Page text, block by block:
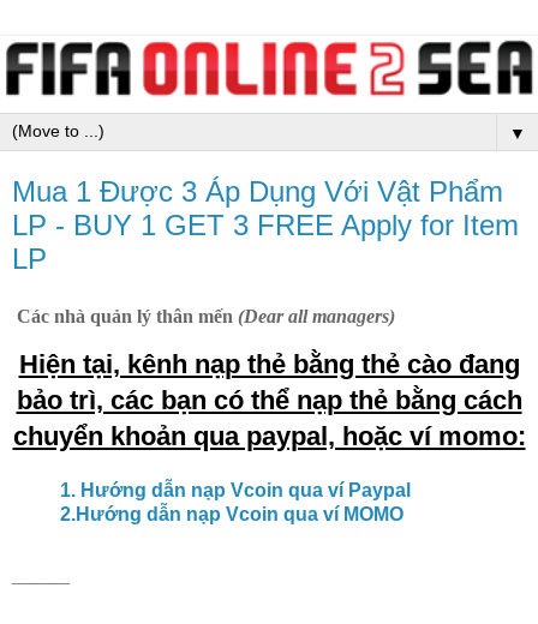
▼
Mua 1 Được 3 Áp Dụng Với Vật Phẩm
LP - BUY 1 GET 3 FREE Apply for Item
LP
Các nhà quản lý thân mến (Dear all managers)
Hiện tại, kênh nạp thẻ bằng thẻ cào đang
bảo trì, các bạn có thể nạp thẻ bằng cách
chuyển khoản qua paypal, hoặc ví momo:
1. Hướng dẫn nạp Vcoin qua ví Paypal
2.Hướng dẫn nạp Vcoin qua ví MOMO
———